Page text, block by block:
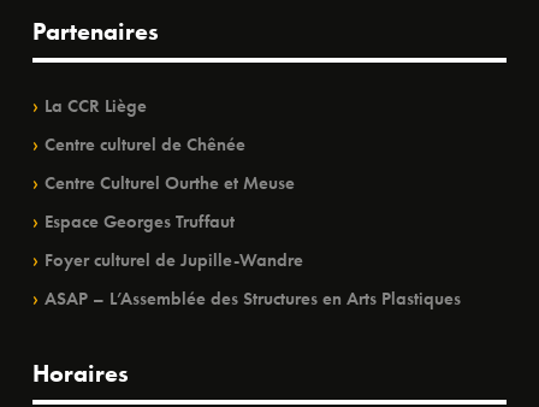
Partenaires
La CCR Liège
Centre culturel de Chênée
Centre Culturel Ourthe et Meuse
Espace Georges Truffaut
Foyer culturel de Jupille-Wandre
ASAP – L’Assemblée des Structures en Arts Plastiques
Horaires